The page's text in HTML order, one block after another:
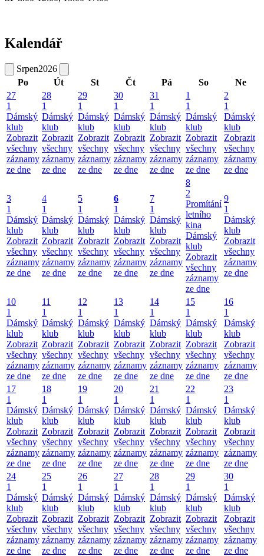
Kalendář
Srpen2026
Po
Út St Čt Pá So
Ne
27
1
Dámský
klub
Zobrazit
všechny
záznamy
ze dne
28
1
Dámský
klub
Zobrazit
všechny
záznamy
ze dne
29
1
Dámský
klub
Zobrazit
všechny
záznamy
ze dne
30
1
Dámský
klub
Zobrazit
všechny
záznamy
ze dne
31
1
Dámský
klub
Zobrazit
všechny
záznamy
ze dne
1
1
Dámský
klub
Zobrazit
všechny
záznamy
ze dne
2
1
Dámský
klub
Zobrazit
všechny
záznamy
ze dne
3
1
Dámský
klub
Zobrazit
všechny
záznamy
ze dne
4
1
Dámský
klub
Zobrazit
všechny
záznamy
ze dne
5
1
Dámský
klub
Zobrazit
všechny
záznamy
ze dne
6
1
Dámský
klub
Zobrazit
všechny
záznamy
ze dne
7
1
Dámský
klub
Zobrazit
všechny
záznamy
ze dne
8
2
Promítání
letního
kina
Dámský
klub
Zobrazit
všechny
záznamy
ze dne
9
1
Dámský
klub
Zobrazit
všechny
záznamy
ze dne
10
1
Dámský
klub
Zobrazit
všechny
záznamy
ze dne
11
1
Dámský
klub
Zobrazit
všechny
záznamy
ze dne
12
1
Dámský
klub
Zobrazit
všechny
záznamy
ze dne
13
1
Dámský
klub
Zobrazit
všechny
záznamy
ze dne
14
1
Dámský
klub
Zobrazit
všechny
záznamy
ze dne
15
1
Dámský
klub
Zobrazit
všechny
záznamy
ze dne
16
1
Dámský
klub
Zobrazit
všechny
záznamy
ze dne
17
1
Dámský
klub
Zobrazit
všechny
záznamy
ze dne
18
1
Dámský
klub
Zobrazit
všechny
záznamy
ze dne
19
1
Dámský
klub
Zobrazit
všechny
záznamy
ze dne
20
1
Dámský
klub
Zobrazit
všechny
záznamy
ze dne
21
1
Dámský
klub
Zobrazit
všechny
záznamy
ze dne
22
1
Dámský
klub
Zobrazit
všechny
záznamy
ze dne
23
1
Dámský
klub
Zobrazit
všechny
záznamy
ze dne
24
1
Dámský
klub
Zobrazit
všechny
záznamy
ze dne
25
1
Dámský
klub
Zobrazit
všechny
záznamy
ze dne
26
1
Dámský
klub
Zobrazit
všechny
záznamy
ze dne
27
1
Dámský
klub
Zobrazit
všechny
záznamy
ze dne
28
1
Dámský
klub
Zobrazit
všechny
záznamy
ze dne
29
1
Dámský
klub
Zobrazit
všechny
záznamy
ze dne
30
1
Dámský
klub
Zobrazit
všechny
záznamy
ze dne